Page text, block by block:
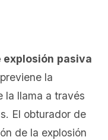
explosión pasiva
la
la llama a través
El obturador de
de la explosión